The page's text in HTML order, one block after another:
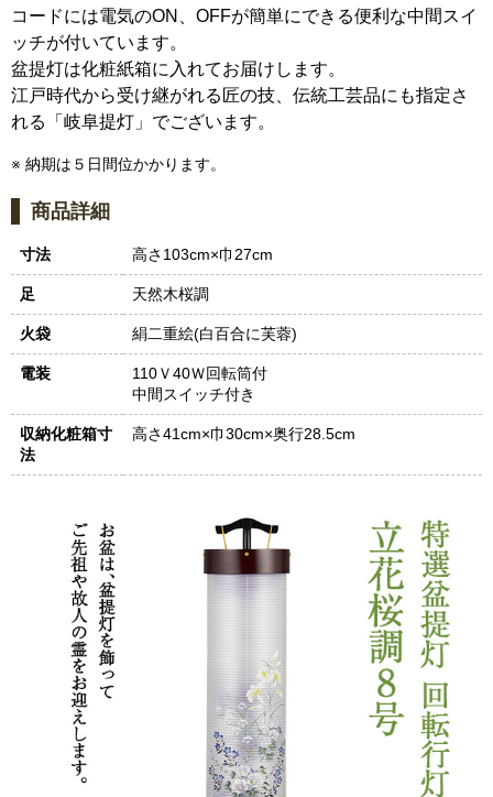
コードには電気のON、OFFが簡単にできる便利な中間スイ
ッチが付いています。
盆提灯は化粧紙箱に入れてお届けします。
江戸時代から受け継がれる匠の技、伝統工芸品にも指定さ
れる「岐阜提灯」でございます。
※ 納期は５日間位かかります。
商品詳細
寸法 高さ103cm×巾27cm
足 天然木桜調
火袋 絹二重絵(白百合に芙蓉)
電装
110Ｖ40Ｗ回転筒付
中間スイッチ付き
収納化粧箱寸
法
高さ41cm×巾30cm×奥行28.5cm